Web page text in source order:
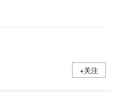
+关注